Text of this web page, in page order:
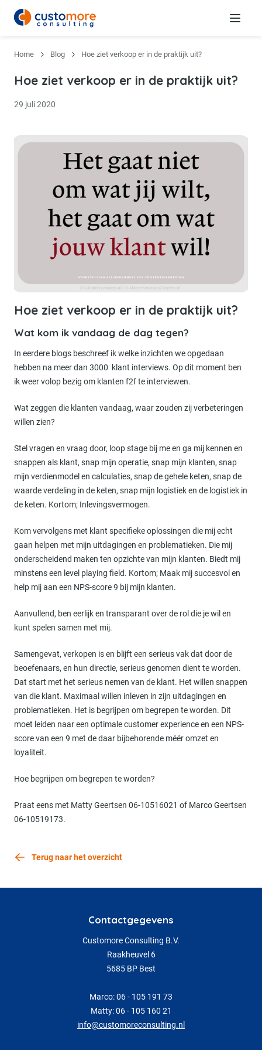
Menu
Home Blog Hoe ziet verkoop er in de praktijk uit?
Hoe ziet verkoop er in de praktijk uit?
29 juli 2020
Hoe ziet verkoop er in de praktijk uit?
Wat kom ik vandaag de dag tegen?
In eerdere blogs beschreef ik welke inzichten we opgedaan
hebben na meer dan 3000 klant interviews. Op dit moment ben
ik weer volop bezig om klanten f2f te interviewen.
Wat zeggen die klanten vandaag, waar zouden zij verbeteringen
willen zien?
Stel vragen en vraag door, loop stage bij me en ga mij kennen en
snappen als klant, snap mijn operatie, snap mijn klanten, snap
mijn verdienmodel en calculaties, snap de gehele keten, snap de
waarde verdeling in de keten, snap mijn logistiek en de logistiek in
de keten. Kortom; Inlevingsvermogen.
Kom vervolgens met klant specifieke oplossingen die mij echt
gaan helpen met mijn uitdagingen en problematieken. Die mij
onderscheidend maken ten opzichte van mijn klanten. Biedt mij
minstens een level playing field. Kortom; Maak mij succesvol en
help mij aan een NPS-score 9 bij mijn klanten.
Aanvullend, ben eerlijk en transparant over de rol die je wil en
kunt spelen samen met mij.
Samengevat, verkopen is en blijft een serieus vak dat door de
beoefenaars, en hun directie, serieus genomen dient te worden.
Dat start met het serieus nemen van de klant. Het willen snappen
van die klant. Maximaal willen inleven in zijn uitdagingen en
problematieken. Het is begrijpen om begrepen te worden. Dit
moet leiden naar een optimale customer experience en een NPS-
score van een 9 met de daar bijbehorende méér omzet en
loyaliteit.
Hoe begrijpen om begrepen te worden?
Praat eens met Matty Geertsen 06-10516021 of Marco Geertsen
06-10519173.
Terug naar het overzicht
Contactgegevens
Customore Consulting B.V.
Raakheuvel 6
5685 BP Best
Marco: 06 - 105 191 73
Matty: 06 - 105 160 21
info@customoreconsulting.nl